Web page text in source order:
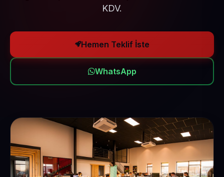
KDV.
Hemen Teklif İste
WhatsApp